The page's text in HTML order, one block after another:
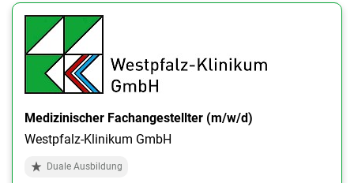
Medizinischer Fachangestellter (m/w/d)
Westpfalz-Klinikum GmbH
Duale Ausbildung